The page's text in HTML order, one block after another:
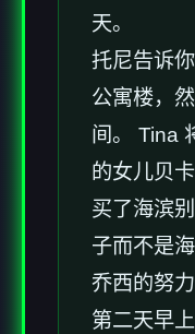
天。
托尼告诉
公寓楼，
间。 Tina
的女儿贝
买了海滨
子而不是
乔西的努力
第二天早